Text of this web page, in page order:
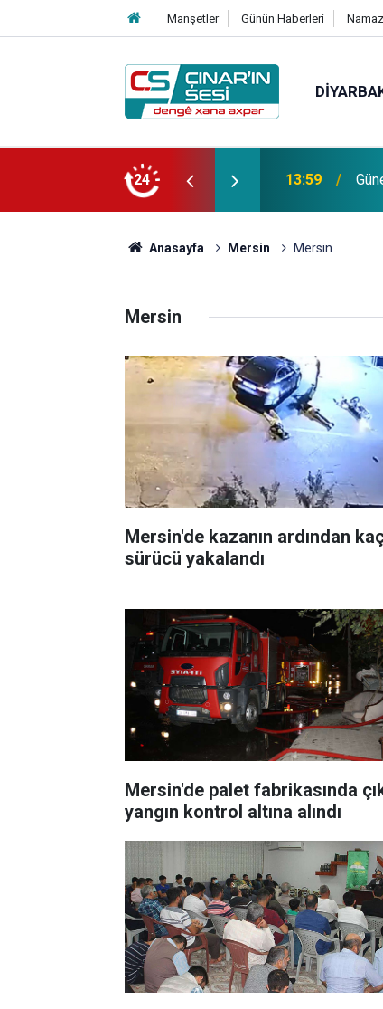
Manşetler Günün Haberleri
24 11:30
Anasayfa Mersin Mersin
Mersin
Mersin'de kazanın ardından
sürücü yakalandı
Mersin'de palet fabrikasında
yangın kontrol altına alındı